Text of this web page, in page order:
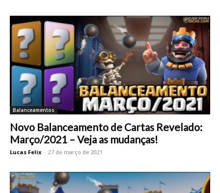
Balanceamentos
Novo Balanceamento de Cartas Revelado:
Março/2021 – Veja as mudanças!
Lucas Felix - 27 de março de 2021